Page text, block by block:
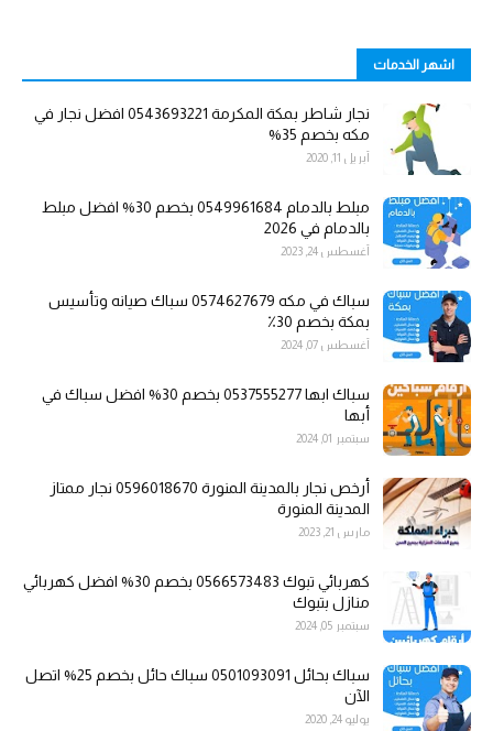
اشهر الخدمات
نجار شاطر بمكة المكرمة 0543693221 افضل نجار في
مكه بخصم 35%
أبريل 11, 2020
مبلط بالدمام 0549961684 بخصم 30% افضل مبلط
بالدمام في 2026
أغسطس 24, 2023
سباك في مكه 0574627679 سباك صيانه وتأسيس
بمكة بخصم 30٪
أغسطس 07, 2024
سباك ابها 0537555277 بخصم 30% افضل سباك في
أبها
سبتمبر 01, 2024
أرخص نجار بالمدينة المنورة 0596018670 نجار ممتاز
المدينة المنورة
مارس 21, 2023
كهربائي تبوك 0566573483 بخصم 30% افضل كهربائي
منازل بتبوك
سبتمبر 05, 2024
سباك بحائل 0501093091 سباك حائل بخصم 25% اتصل
الآن
يوليو 24, 2020